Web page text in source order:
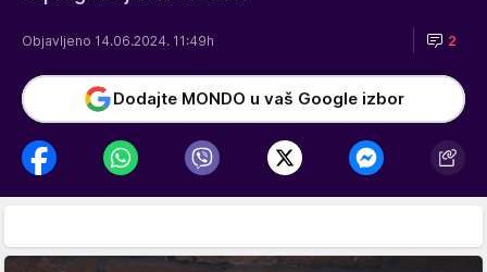
Objavljeno 14.06.2024. 11:49h 2
Dodajte MONDO u vaš Google izbor